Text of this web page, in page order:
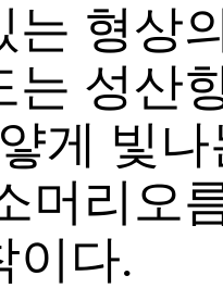
는 형상
는 성산
게 빛
머리오
이다.